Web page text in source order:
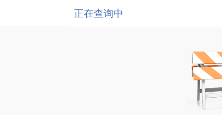
正在查询中